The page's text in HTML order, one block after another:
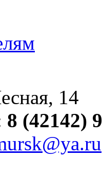
14
8 (42142)